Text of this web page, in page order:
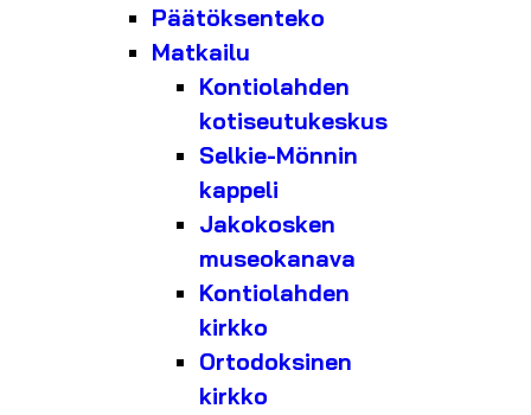
Päätöksenteko
Matkailu
Kontiolahden
kotiseutukeskus
Selkie-Mönnin
kappeli
Jakokosken
museokanava
Kontiolahden
kirkko
Ortodoksinen
kirkko